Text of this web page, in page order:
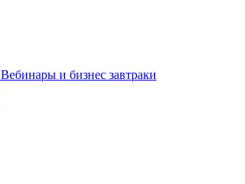
Вебинары и бизнес завтраки